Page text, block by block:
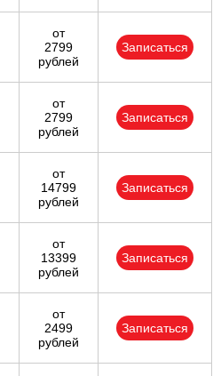
от
2799
рублей
Записаться
от
2799
рублей
Записаться
от
14799
рублей
Записаться
от
13399
рублей
Записаться
от
2499
рублей
Записаться